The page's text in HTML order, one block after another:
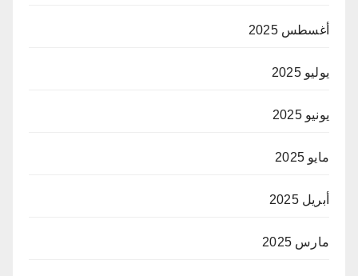
أغسطس 2025
يوليو 2025
يونيو 2025
مايو 2025
أبريل 2025
مارس 2025